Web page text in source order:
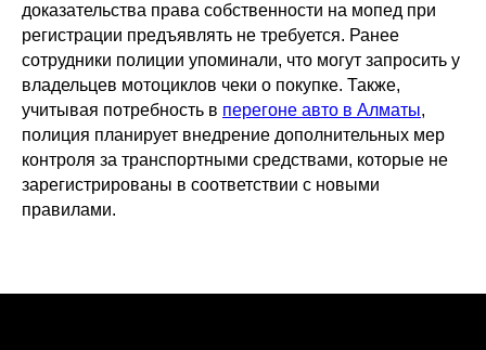
доказательства права собственности на мопед при
регистрации предъявлять не требуется. Ранее
сотрудники полиции упоминали, что могут запросить у
владельцев мотоциклов чеки о покупке. Также,
учитывая потребность в перегоне авто в Алматы,
полиция планирует внедрение дополнительных мер
контроля за транспортными средствами, которые не
зарегистрированы в соответствии с новыми
правилами.